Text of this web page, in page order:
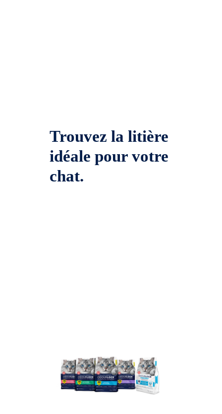
Trouvez la litière
idéale pour votre
chat.